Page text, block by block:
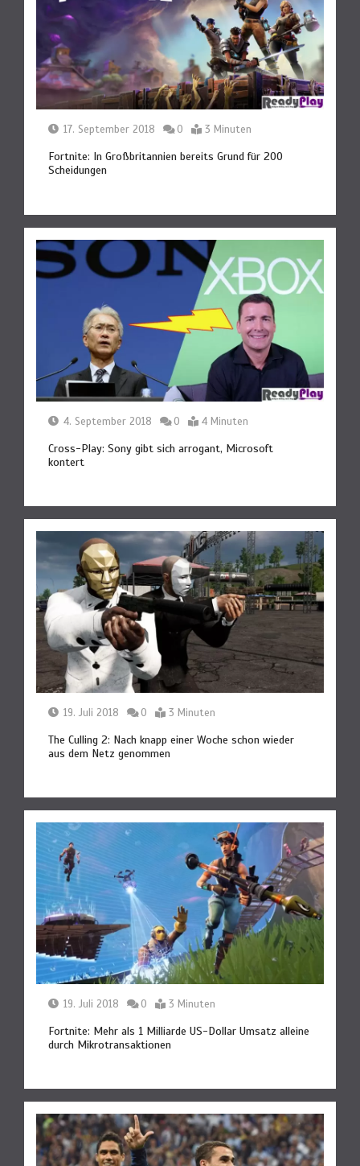
17. September 2018 0 3 Minuten
Fortnite: In Großbritannien bereits Grund für 200
Scheidungen
4. September 2018 0 4 Minuten
Cross-Play: Sony gibt sich arrogant, Microsoft
kontert
19. Juli 2018 0 3 Minuten
The Culling 2: Nach knapp einer Woche schon wieder
aus dem Netz genommen
19. Juli 2018 0 3 Minuten
Fortnite: Mehr als 1 Milliarde US-Dollar Umsatz alleine
durch Mikrotransaktionen